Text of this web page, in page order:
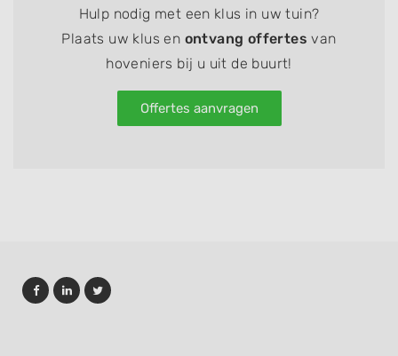
Hulp nodig met een klus in uw tuin?
Plaats uw klus en ontvang offertes van
hoveniers bij u uit de buurt!
Offertes aanvragen